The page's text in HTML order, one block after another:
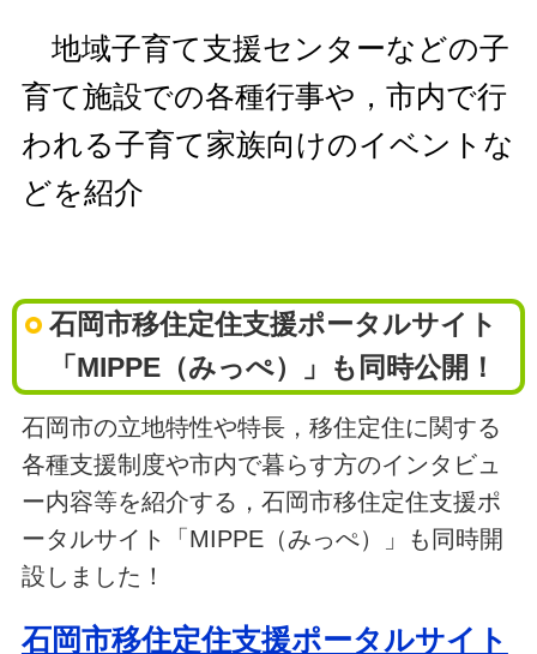
地域子育て支援センターなどの子
育て施設での各種行事や，市内で行
われる子育て家族向けのイベントな
どを紹介
石岡市移住定住支援ポータルサイト
「MIPPE（みっぺ）」も同時公開！
石岡市の立地特性や特長，移住定住に関する
各種支援制度や市内で暮らす方のインタビュ
ー内容等を紹介する，石岡市移住定住支援ポ
ータルサイト「MIPPE（みっぺ）」も同時開
設しました！
石岡市移住定住支援ポータルサイト